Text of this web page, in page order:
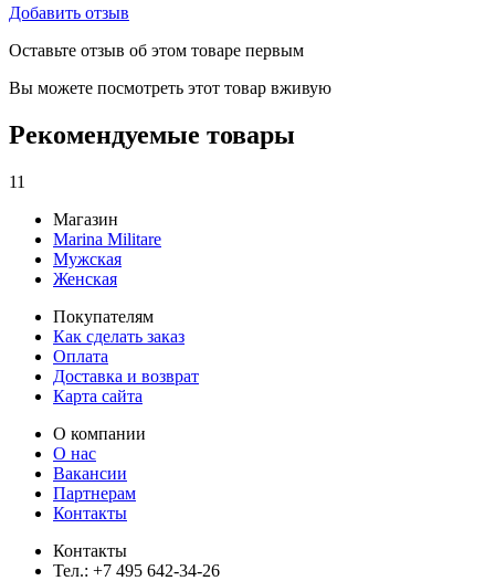
Добавить отзыв
Оставьте отзыв об этом товаре первым
Вы можете посмотреть этот товар вживую
Рекомендуемые товары
11
Магазин
Marina Militare
Мужская
Женская
Покупателям
Как сделать заказ
Оплата
Доставка и возврат
Карта сайта
О компании
О нас
Вакансии
Партнерам
Контакты
Контакты
Тел.: +7 495 642-34-26